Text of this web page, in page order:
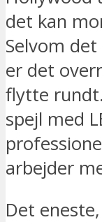
det kan
Selvom
er det
flytte
spejl med
arbejder
Det